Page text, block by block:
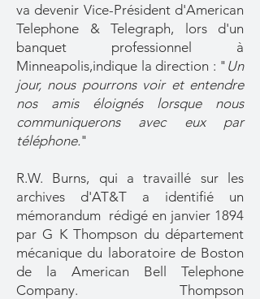
va devenir Vice-Président d'American
Telephone & Telegraph, lors d'un
banquet professionnel à
Minneapolis,indique la direction : " Un
jour, nous pourrons voir et entendre
nos amis éloignés lorsque nous
communiquerons avec eux par
téléphone."
R.W. Burns, qui a travaillé sur les
archives d'AT&T a identifié un
mémorandum rédigé en janvier 1894
par G K Thompson du département
mécanique du laboratoire de Boston
de la American Bell Telephone
Company. Thompson